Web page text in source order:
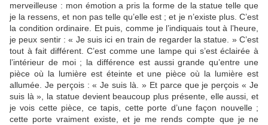
merveilleuse : mon émotion a pris la forme de la statue telle que
je la ressens, et non pas telle qu’elle est ; et je n’existe plus. C’est
la condition ordinaire. Et puis, comme je l’indiquais tout à l’heure,
je peux sentir : « Je suis ici en train de regarder la statue. » C’est
tout à fait différent. C’est comme une lampe qui s’est éclairée à
l’intérieur de moi ; la différence est aussi grande qu’entre une
pièce où la lumière est éteinte et une pièce où la lumière est
allumée. Je perçois : « Je suis là. » Et parce que je perçois « Je
suis là », la statue devient beaucoup plus présente, elle aussi, et
je vois cette pièce, ce tapis, cette porte d’une façon nouvelle ;
cette porte vraiment existe, et je me rends compte que je ne